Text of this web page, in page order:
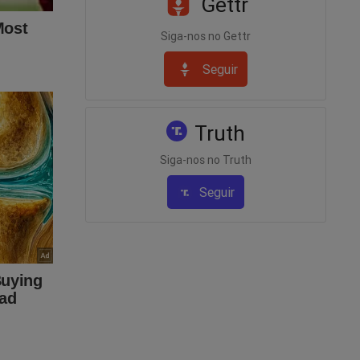
e
o-
Siga-nos no Gettr
Seguir
Truth
Siga-nos no Truth
Seguir